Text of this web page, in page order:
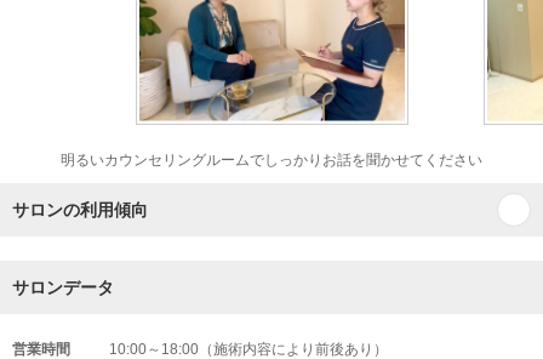
明るいカウンセリングルームでしっかりお話を聞かせてください
サロンの利用傾向
サロンデータ
営業時間 10:00～18:00（施術内容により前後あり）